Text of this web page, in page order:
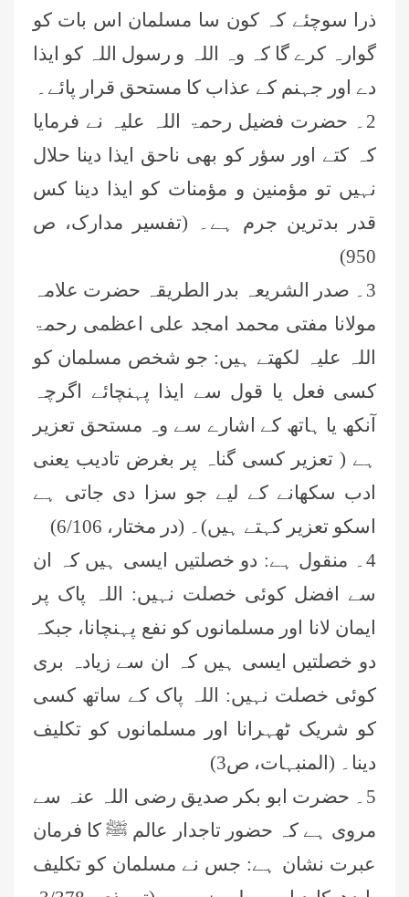
ذرا سوچئے کہ کون سا مسلمان اس بات کو
گوارہ کرے گا کہ وہ اللہ و رسول اللہ کو ایذا
دے اور جہنم کے عذاب کا مستحق قرار پائے۔
2۔ حضرت فضیل رحمۃ اللہ علیہ نے فرمایا
کہ کتے اور سؤر کو بھی ناحق ایذا دینا حلال
نہیں تو مؤمنین و مؤمنات کو ایذا دینا کس
قدر بدترین جرم ہے۔ (تفسیر مدارک، ص
950)
3۔ صدر الشریعہ بدر الطریقہ حضرت علامہ
مولانا مفتی محمد امجد علی اعظمی رحمۃ
اللہ علیہ لکھتے ہیں: جو شخص مسلمان کو
کسی فعل یا قول سے ایذا پہنچائے اگرچہ
آنکھ یا ہاتھ کے اشارے سے وہ مستحق تعزیر
ہے ( تعزیر کسی گناہ پر بغرض تادیب یعنی
ادب سکھانے کے لیے جو سزا دی جاتی ہے
اسکو تعزیر کہتے ہیں)۔ (در مختار، 6/106)
4۔ منقول ہے: دو خصلتیں ایسی ہیں کہ ان
سے افضل کوئی خصلت نہیں: اللہ پاک پر
ایمان لانا اور مسلمانوں کو نفع پہنچانا، جبکہ
دو خصلتیں ایسی ہیں کہ ان سے زیادہ بری
کوئی خصلت نہیں: اللہ پاک کے ساتھ کسی
کو شریک ٹھہرانا اور مسلمانوں کو تکلیف
دینا۔ (المنبہات، ص3)
5۔ حضرت ابو بکر صدیق رضی اللہ عنہ سے
مروی ہے کہ حضور تاجدار عالم ﷺ کا فرمان
عبرت نشان ہے: جس نے مسلمان کو تکلیف